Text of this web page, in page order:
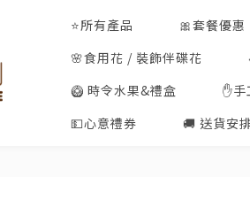
⭐所有產品 🎀套餐優惠
🌸食用花 / 裝飾伴碟花
🥝 時令水果&禮盒
✋
💵心意禮券
🚚 送貨安